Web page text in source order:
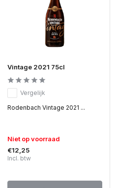
Vintage 2021 75cl
Vergelijk
Rodenbach Vintage 2021 ...
Niet op voorraad
€12,25
Incl. btw